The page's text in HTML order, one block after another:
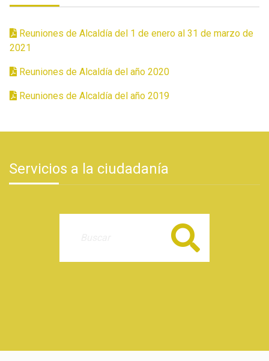
Reuniones de Alcaldía del 1 de enero al 31 de marzo de
2021
Reuniones de Alcaldía del año 2020
Reuniones de Alcaldía del año 2019
Servicios a la ciudadanía
Buscar